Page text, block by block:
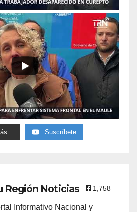
Suscríbete
Región Noticias 1,758
Informativo Nacional y